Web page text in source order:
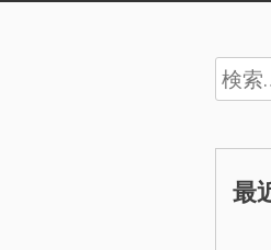
検
索:
最